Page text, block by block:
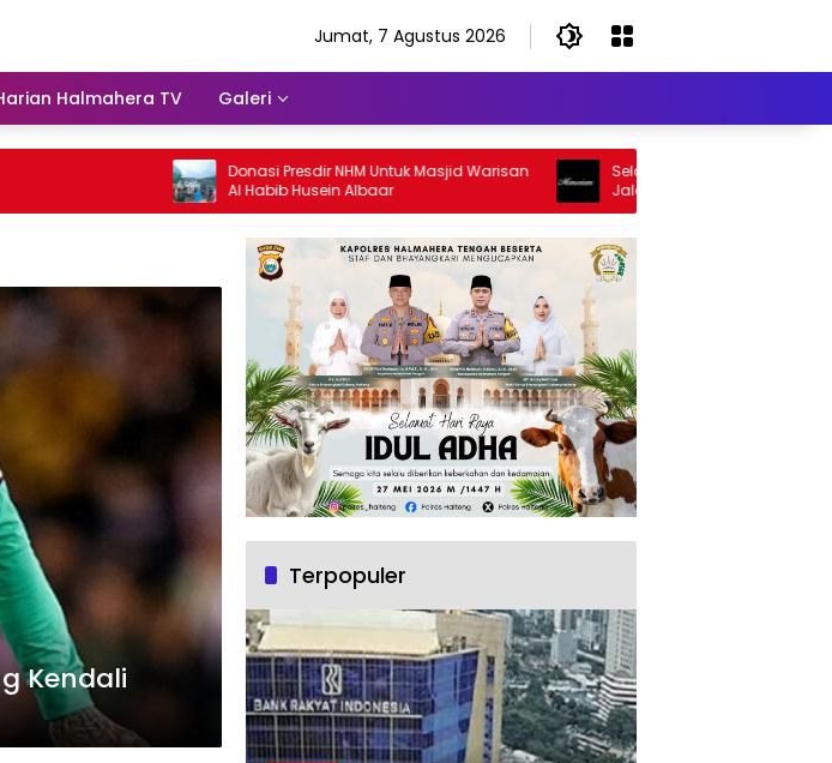
Jumat, 7 Agustus 2026
Halmahera TV Galeri
Donasi Presdir NHM Untuk Masjid Warisan
Al Habib Husein Albaar
Selamat Jalan Sang Inspirator,
Jalan Abangku Yuslam Idris
Kendali
Terpopuler